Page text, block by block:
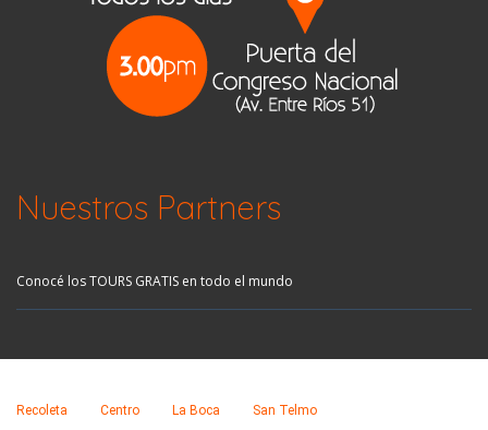
Nuestros Partners
Conocé los TOURS GRATIS en todo el mundo
Recoleta Centro La Boca San Telmo